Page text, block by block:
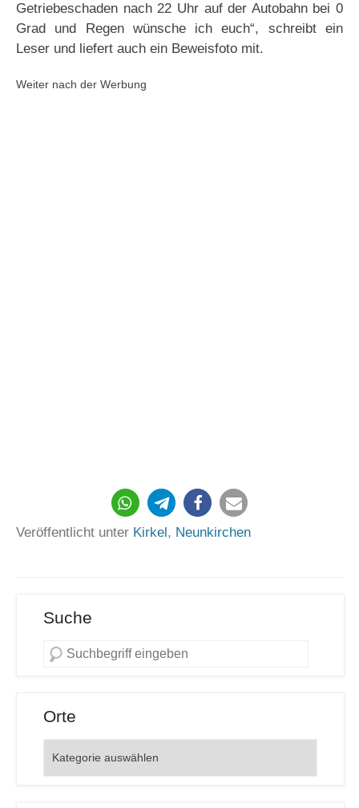
Getriebeschaden nach 22 Uhr auf der Autobahn bei 0
Grad und Regen wünsche ich euch“, schreibt ein
Leser und liefert auch ein Beweisfoto mit.
Weiter nach der Werbung
Veröffentlicht unter Kirkel , Neunkirchen
Suche
Orte